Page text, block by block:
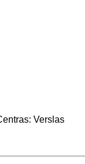
Verslas